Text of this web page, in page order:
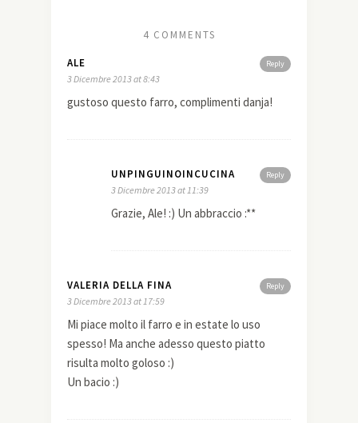
4 COMMENTS
Reply
ALE
3 Dicembre 2013 at 8:43
gustoso questo farro, complimenti danja!
Reply
UNPINGUINOINCUCINA
3 Dicembre 2013 at 11:39
Grazie, Ale! :) Un abbraccio :**
Reply
VALERIA DELLA FINA
3 Dicembre 2013 at 17:59
Mi piace molto il farro e in estate lo uso
spesso! Ma anche adesso questo piatto
risulta molto goloso :)
Un bacio :)